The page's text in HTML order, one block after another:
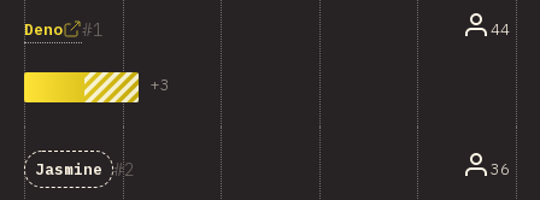
1
Deno
+3
44
2
Jasmine 36